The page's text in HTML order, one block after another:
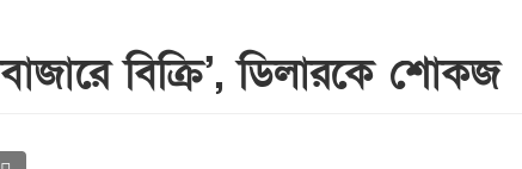
বিক্রি’, ডিলারকে শোকজ